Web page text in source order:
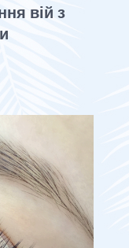
вій з